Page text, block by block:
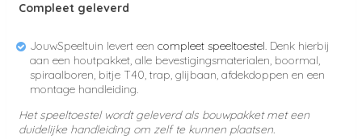
Compleet geleverd
JouwSpeeltuin levert een compleet speeltoestel. Denk hierbij
aan een houtpakket, alle bevestigingsmaterialen, boormal,
spiraalboren, bitje T40, trap, glijbaan, afdekdoppen en een
montage handleiding.
Het speeltoestel wordt geleverd als bouwpakket met een
duidelijke handleiding om zelf te kunnen plaatsen.